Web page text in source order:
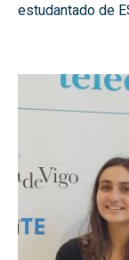
estudantado de